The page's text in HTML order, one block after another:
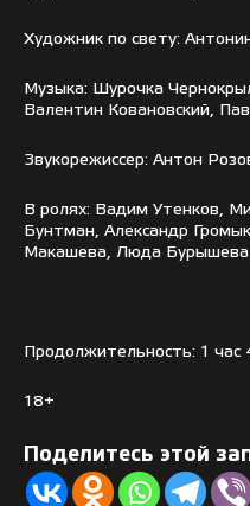
Художник по свету:
Музыка: Шурочка
Валентин Ковановский,
Звукорежиссер: Антон
В ролях: Вадим Утенков,
Бунтман, Александр
Макашева, Люда Бурышева
Продолжительность: 1 час
18+
Поделитесь этой